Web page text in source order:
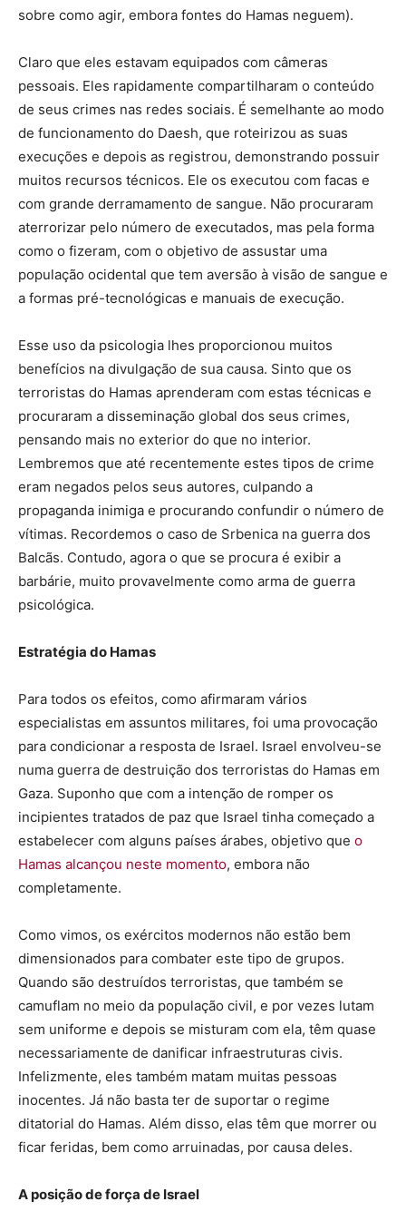
sobre como agir, embora fontes do Hamas neguem).
Claro que eles estavam equipados com câmeras
pessoais. Eles rapidamente compartilharam o conteúdo
de seus crimes nas redes sociais. É semelhante ao modo
de funcionamento do Daesh, que roteirizou as suas
execuções e depois as registrou, demonstrando possuir
muitos recursos técnicos. Ele os executou com facas e
com grande derramamento de sangue. Não procuraram
aterrorizar pelo número de executados, mas pela forma
como o fizeram, com o objetivo de assustar uma
população ocidental que tem aversão à visão de sangue e
a formas pré-tecnológicas e manuais de execução.
Esse uso da psicologia lhes proporcionou muitos
benefícios na divulgação de sua causa. Sinto que os
terroristas do Hamas aprenderam com estas técnicas e
procuraram a disseminação global dos seus crimes,
pensando mais no exterior do que no interior.
Lembremos que até recentemente estes tipos de crime
eram negados pelos seus autores, culpando a
propaganda inimiga e procurando confundir o número de
vítimas. Recordemos o caso de Srbenica na guerra dos
Balcãs. Contudo, agora o que se procura é exibir a
barbárie, muito provavelmente como arma de guerra
psicológica.
Estratégia do Hamas
Para todos os efeitos, como afirmaram vários
especialistas em assuntos militares, foi uma provocação
para condicionar a resposta de Israel. Israel envolveu-se
numa guerra de destruição dos terroristas do Hamas em
Gaza. Suponho que com a intenção de romper os
incipientes tratados de paz que Israel tinha começado a
estabelecer com alguns países árabes, objetivo que o
Hamas alcançou neste momento, embora não
completamente.
Como vimos, os exércitos modernos não estão bem
dimensionados para combater este tipo de grupos.
Quando são destruídos terroristas, que também se
camuflam no meio da população civil, e por vezes lutam
sem uniforme e depois se misturam com ela, têm quase
necessariamente de danificar infraestruturas civis.
Infelizmente, eles também matam muitas pessoas
inocentes. Já não basta ter de suportar o regime
ditatorial do Hamas. Além disso, elas têm que morrer ou
ficar feridas, bem como arruinadas, por causa deles.
A posição de força de Israel